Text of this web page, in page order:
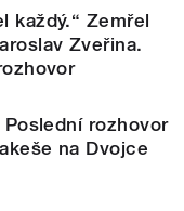
každý.“ Zemřel
Zveřina.
rozhovor
na Dvojce